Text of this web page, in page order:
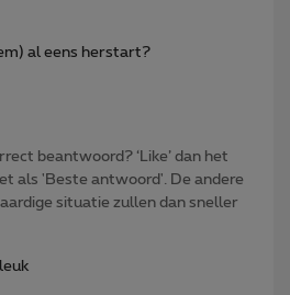
al eens herstart?
beantwoord? ‘Like’ dan het
als 'Beste antwoord'. De andere
situatie zullen dan sneller